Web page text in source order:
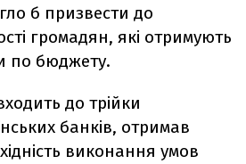
б призвести до
громадян, які отримують
по бюджету.
до трійки
банків, отримав
виконання умов